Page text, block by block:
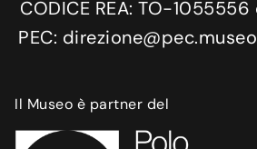
CODICE REA: TO-
PEC:
Il Museo è partner del